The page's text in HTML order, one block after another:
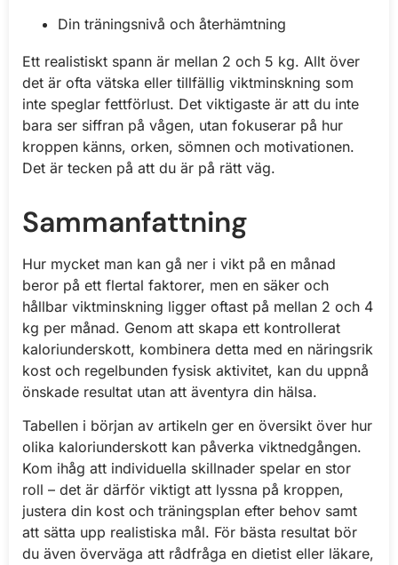
Din träningsnivå och återhämtning
Ett realistiskt spann är mellan 2 och 5 kg. Allt över
det är ofta vätska eller tillfällig viktminskning som
inte speglar fettförlust. Det viktigaste är att du inte
bara ser siffran på vågen, utan fokuserar på hur
kroppen känns, orken, sömnen och motivationen.
Det är tecken på att du är på rätt väg.
Sammanfattning
Hur mycket man kan gå ner i vikt på en månad
beror på ett flertal faktorer, men en säker och
hållbar viktminskning ligger oftast på mellan 2 och 4
kg per månad. Genom att skapa ett kontrollerat
kaloriunderskott, kombinera detta med en näringsrik
kost och regelbunden fysisk aktivitet, kan du uppnå
önskade resultat utan att äventyra din hälsa.
Tabellen i början av artikeln ger en översikt över hur
olika kaloriunderskott kan påverka viktnedgången.
Kom ihåg att individuella skillnader spelar en stor
roll – det är därför viktigt att lyssna på kroppen,
justera din kost och träningsplan efter behov samt
att sätta upp realistiska mål. För bästa resultat bör
du även överväga att rådfråga en dietist eller läkare,